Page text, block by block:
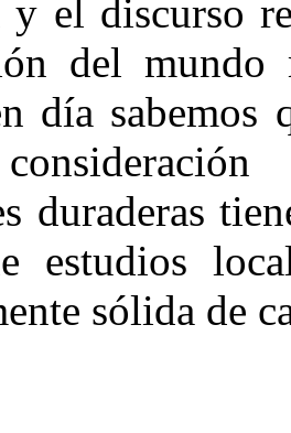
y el discurso
del mundo
día sabemos
duraderas
estudios
sólida de